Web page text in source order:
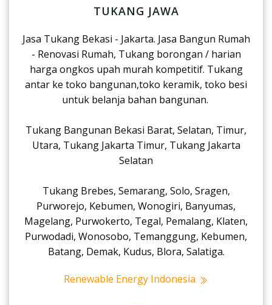
TUKANG JAWA
Jasa Tukang Bekasi - Jakarta. Jasa Bangun Rumah
- Renovasi Rumah, Tukang borongan / harian
harga ongkos upah murah kompetitif. Tukang
antar ke toko bangunan,toko keramik, toko besi
untuk belanja bahan bangunan.
Tukang Bangunan Bekasi Barat, Selatan, Timur,
Utara, Tukang Jakarta Timur, Tukang Jakarta
Selatan
Tukang Brebes, Semarang, Solo, Sragen,
Purworejo, Kebumen, Wonogiri, Banyumas,
Magelang, Purwokerto, Tegal, Pemalang, Klaten,
Purwodadi, Wonosobo, Temanggung, Kebumen,
Batang, Demak, Kudus, Blora, Salatiga.
Renewable Energy Indonesia